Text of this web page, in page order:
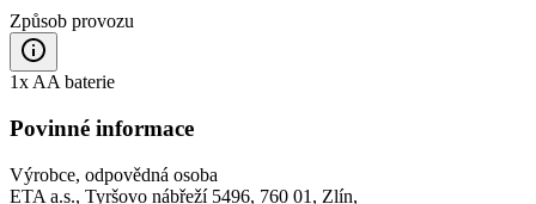
Způsob provozu
1x AA baterie
Povinné informace
Výrobce, odpovědná osoba
ETA a.s., Tyršovo nábřeží 5496, 760 01, Zlín,